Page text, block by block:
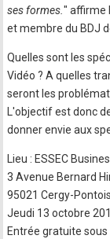
ses formes." affirme
et membre du BDJ
Quelles sont les
Vidéo ? A quelles
seront les
L'objectif est donc
donner envie aux
Lieu : ESSEC
3 Avenue Bernard
95021 Cergy-
Jeudi 13 octobre
Entrée gratuite